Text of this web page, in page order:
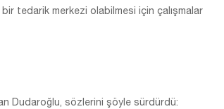
tedarik merkezi olabilmesi için çalışmalar
Dudaroğlu, sözlerini şöyle sürdürdü: